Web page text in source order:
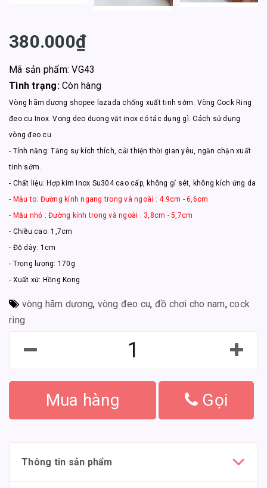
380.000₫
Mã sản phẩm: VG43
Tình trạng: Còn hàng
Vòng hãm dương shopee lazada chống xuất tinh sớm. Vòng Cock Ring
đeo cu Inox. Vong deo duong vật inox có tác dụng gì. Cách sử dụng
vòng đeo cu
- Tính năng: Tăng sự kích thích, cải thiện thời gian yêu, ngăn chặn xuất
tinh sớm.
- Chất liệu: Hợp kim Inox Su304 cao cấp, không gỉ sét, không kích ứng da
- Mẫu to: Đường kính ngang trong và ngoài : 4.9cm - 6,6cm
- Mẫu nhỏ : Đường kính trong và ngoài : 3,8cm - 5,7cm
- Chiều cao: 1,7cm
- Độ dày: 1cm
- Trọng lượng: 170g
- Xuất xứ: Hồng Kong
vòng hãm dương, vòng đeo cu, đồ chơi cho nam, cock
ring
Mua hàng Gọi
Thông tin sản phẩm